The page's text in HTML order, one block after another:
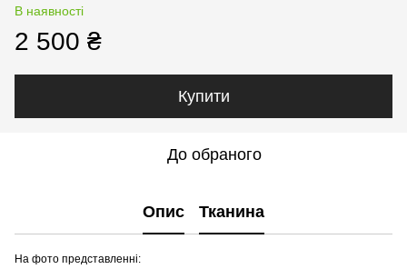
В наявності
2 500 ₴
Купити
До обраного
Опис Тканина
На фото представленні: